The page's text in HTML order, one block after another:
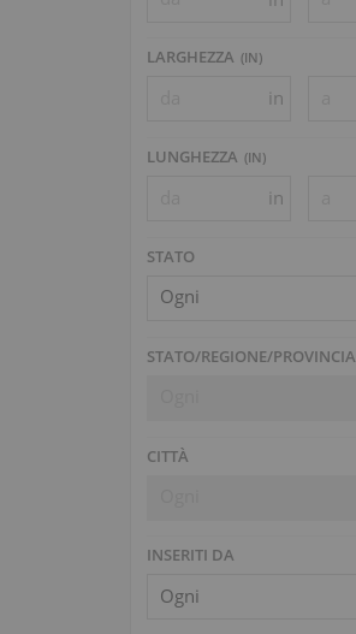
LARGHEZZA (IN)
in
LUNGHEZZA (IN)
in
STATO
Ogni
STATO/REGIONE/PROVINCIA
CITTÀ
INSERITI DA